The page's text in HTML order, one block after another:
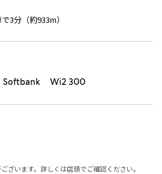
3分（約933m）
Softbank Wi2 300
ざいます。詳しくは店頭でご確認ください。